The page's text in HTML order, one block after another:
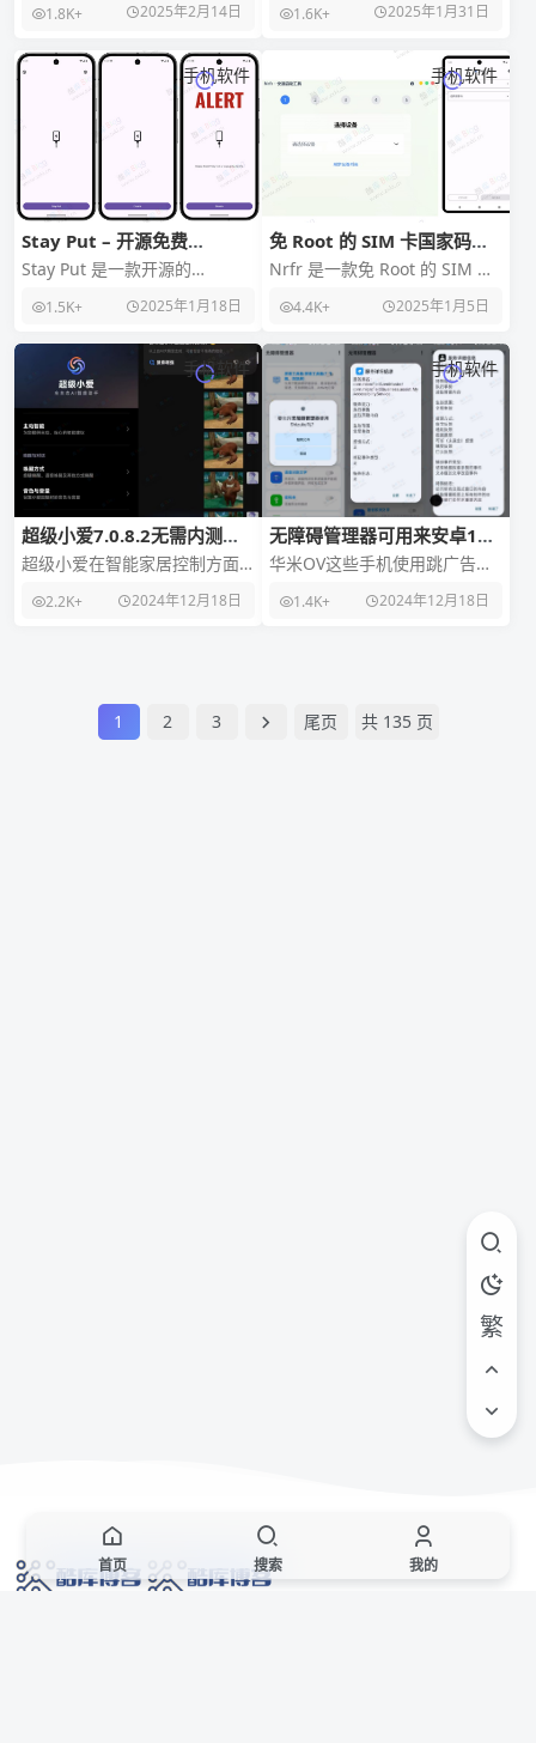
品，兼容主流的安卓电视和机
1.8K+ 2025年2月14日
来，于是就问了老板，老板给
1.6K+ 2025年1月31日
手机软件
Stay Put – 开源免费
Android手机防盗软件
Stay Put 是一款开源的
止在公共场所充电时设备被
1.5K+ 2025年1月18日
手机软件
免 Root 的 SIM 卡国家码修
改工具：Nrfr
Nrfr 是一款免 Root 的 SIM 卡
用），用于修改 SI
4.4K+ 2025年1月5日
手机软件
超级小爱7.0.8.2无需内测下
载即可使用
超级小爱在智能家居控制方面
命令控制接入米家的智能设
2.2K+ 2024年12月18日
手机软件
无障碍管理器可用来安卓12
应用保活
华米OV这些手机使用跳广告应
致要重新启动服务 用这个就可
1.4K+ 2024年12月18日
1 2 3 尾页 共 135 页
繁
首页 搜索 我的